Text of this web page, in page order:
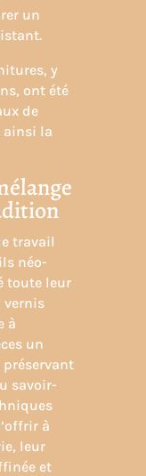
un
y
ont été
de
ainsi la
travail
néo-
toute leur
vernis
à
un
savoir-
à
leur
et